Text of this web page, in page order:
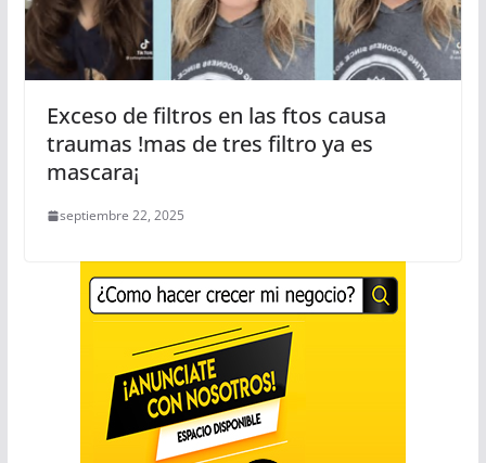
Exceso de filtros en las ftos causa
traumas !mas de tres filtro ya es
mascara¡
septiembre 22, 2025